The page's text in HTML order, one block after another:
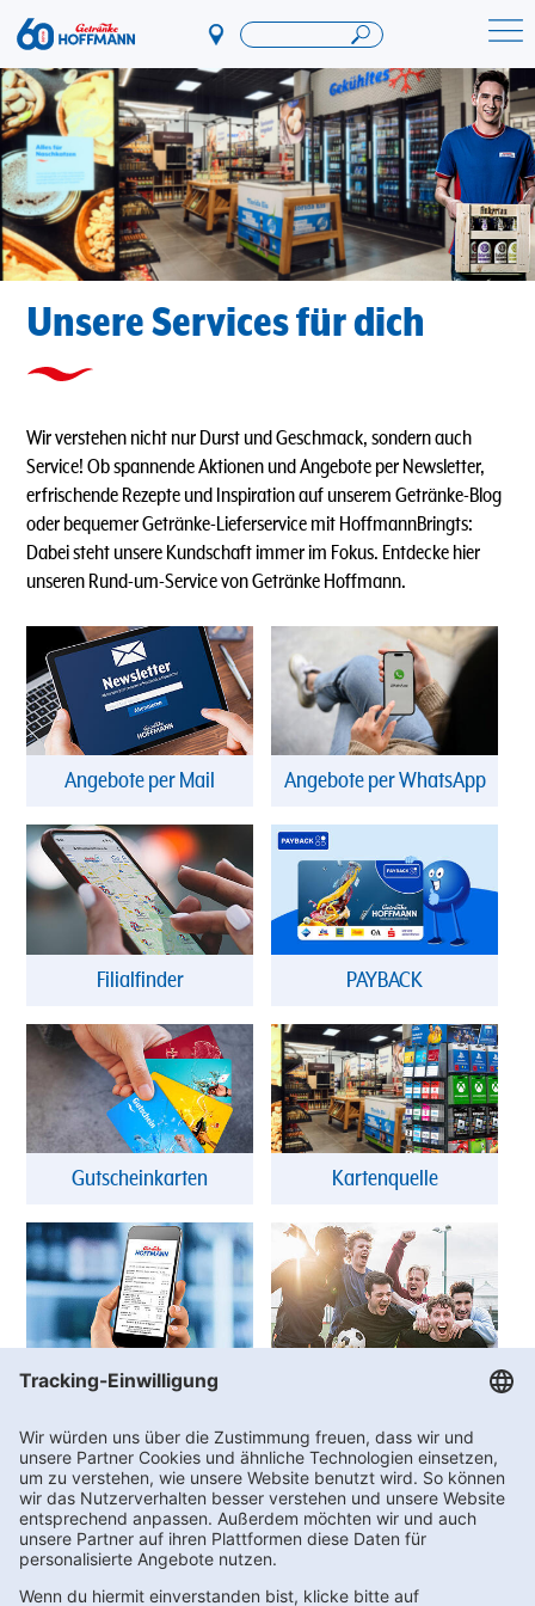
Direkt
zum
Inhalt
Startseite Getränke Hoffmann
Unsere Services für dich
Wir verstehen nicht nur Durst und Geschmack, sondern auch
Service! Ob spannende Aktionen und Angebote per Newsletter,
erfrischende Rezepte und Inspiration auf unserem Getränke-Blog
oder bequemer Getränke-Lieferservice mit HoffmannBringts:
Dabei steht unsere Kundschaft immer im Fokus. Entdecke hier
unseren Rund-um-Service von Getränke Hoffmann.
Angebote per Mail Angebote per WhatsApp
Filialfinder PAYBACK
Gutscheinkarten Kartenquelle
DigiBon
FAQs